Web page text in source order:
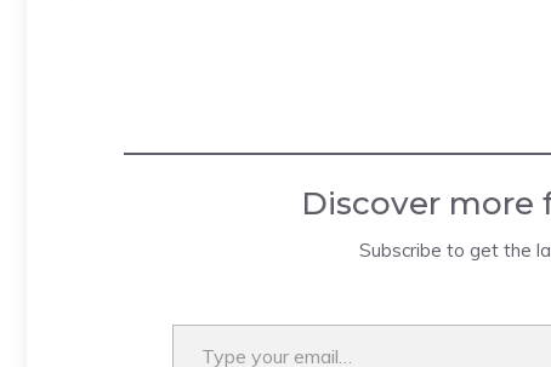
Discover more
Subscribe to get the
Type your email…